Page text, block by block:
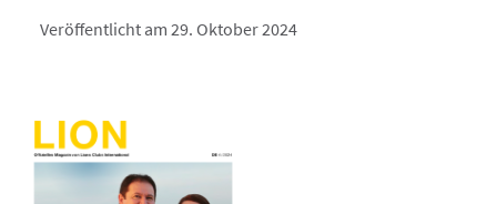
Veröffentlicht am 29. Oktober 2024